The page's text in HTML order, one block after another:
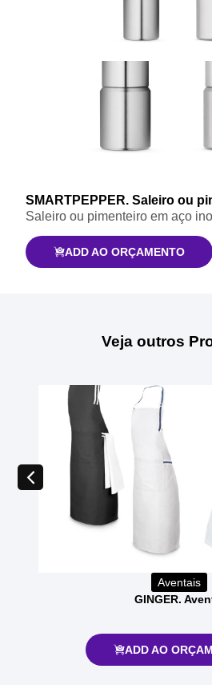
SMARTPEPPER. Saleiro ou
Saleiro ou pimenteiro em aço
ADD AO ORÇAMENTO
Veja outros
Aventais
GINGER.
ADD AO